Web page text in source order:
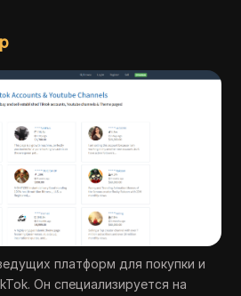
платформ для покупки и
Он специализируется на